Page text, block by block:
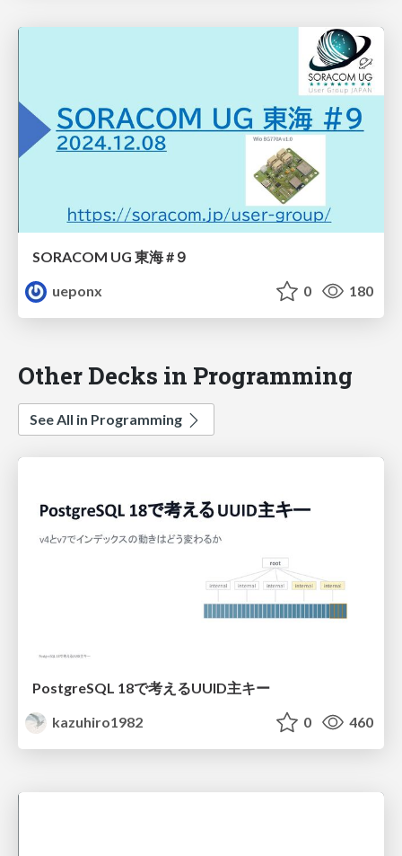
SORACOM UG 東海 #９
ueponx
0 180
Other Decks in Programming
See All in Programming
PostgreSQL 18で考えるUUID主キー
kazuhiro1982
0 460